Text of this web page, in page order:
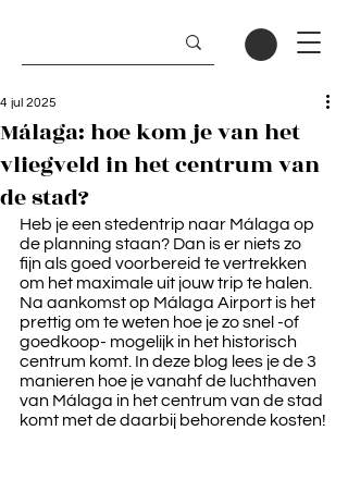
Málaga: hoe kom je van het
vliegveld in het centrum van
de stad?
4 jul 2025
Heb je een stedentrip naar Málaga op
de planning staan? Dan is er niets zo
fijn als goed voorbereid te vertrekken
om het maximale uit jouw trip te halen.
Na aankomst op Málaga Airport is het
prettig om te weten hoe je zo snel -of
goedkoop- mogelijk in het historisch
centrum komt. In deze blog lees je de 3
manieren hoe je vanahf de luchthaven
van Málaga in het centrum van de stad
komt met de daarbij behorende kosten!